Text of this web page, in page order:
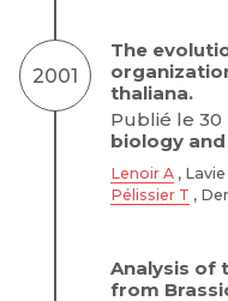
2001
The
thaliana.
Publié le 30
biology
Lenoir A ,
Pélissier T ,
Analysis of
from